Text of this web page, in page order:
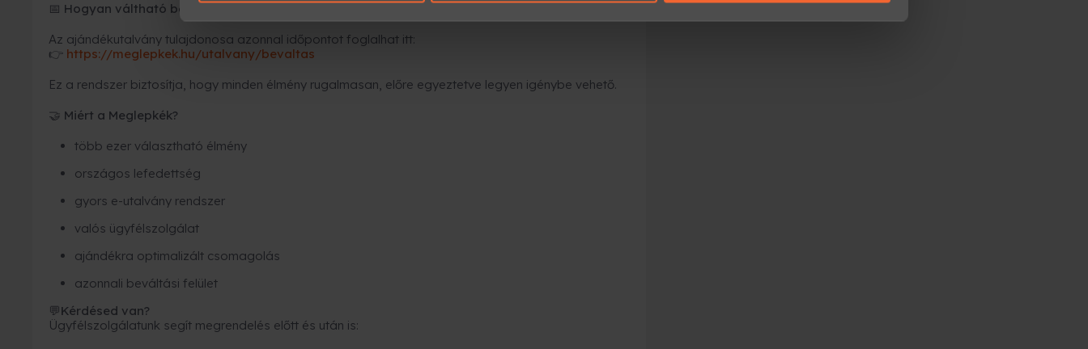
📅 Hogyan váltható be az élmény?
Az ajándékutalvány tulajdonosa azonnal időpontot foglalhat itt:
👉 https://meglepkek.hu/utalvany/bevaltas
Ez a rendszer biztosítja, hogy minden élmény rugalmasan, előre egyeztetve legyen igénybe vehető.
🤝 Miért a Meglepkék?
több ezer választható élmény
országos lefedettség
gyors e-utalvány rendszer
valós ügyfélszolgálat
ajándékra optimalizált csomagolás
azonnali beváltási felület
💬Kérdésed van?
Ügyfélszolgálatunk segít megrendelés előtt és után is: